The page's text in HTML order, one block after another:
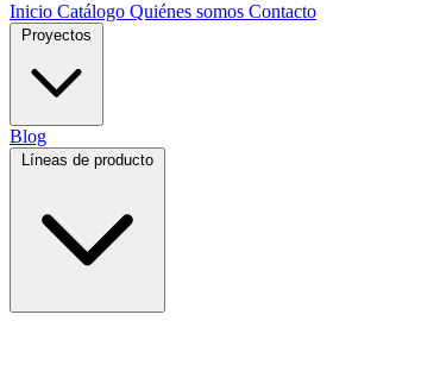
Inicio Catálogo Quiénes somos Contacto
Proyectos
Blog
Líneas de producto